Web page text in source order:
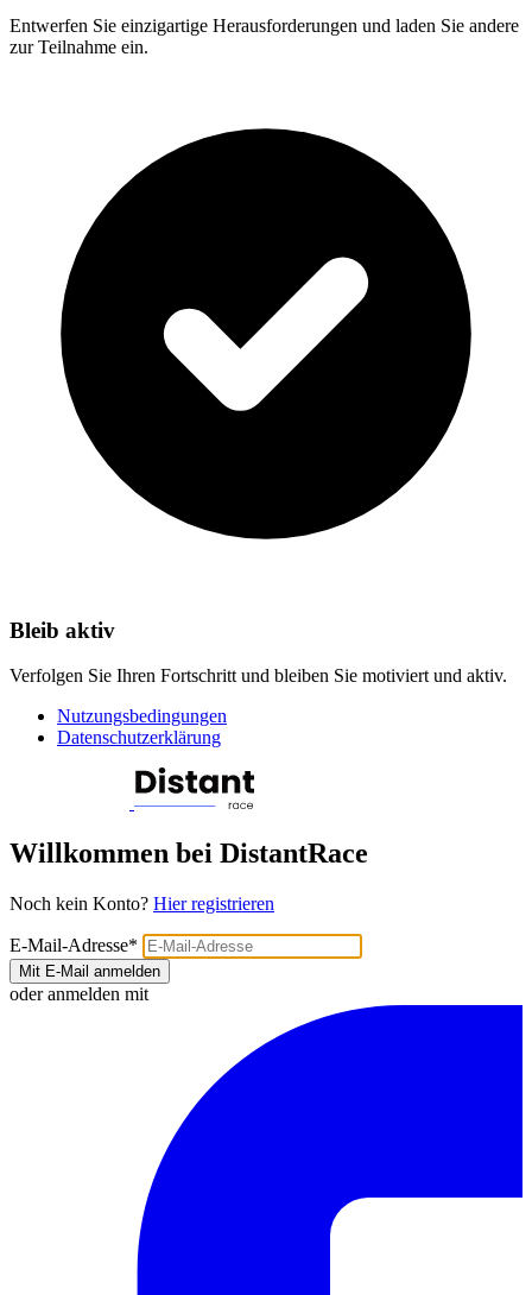
Entwerfen Sie einzigartige Herausforderungen und laden Sie andere
zur Teilnahme ein.
Bleib aktiv
Verfolgen Sie Ihren Fortschritt und bleiben Sie motiviert und aktiv.
Nutzungsbedingungen
Datenschutzerklärung
Willkommen bei DistantRace
Noch kein Konto? Hier registrieren
E-Mail-Adresse*
Mit E-Mail anmelden
oder anmelden mit